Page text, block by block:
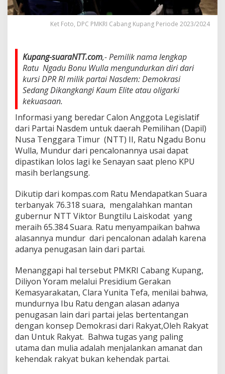
Ket Foto, DPC PMKRI Cabang Kupang Periode 2023/2024
Kupang-suaraNTT.com,- Pemilik nama lengkap
Ratu Ngadu Bonu Wulla mengundurkan diri dari
kursi DPR RI milik partai Nasdem: Demokrasi
Sedang Dikangkangi Kaum Elite atau oligarki
kekuasaan.
Informasi yang beredar Calon Anggota Legislatif
dari Partai Nasdem untuk daerah Pemilihan (Dapil)
Nusa Tenggara Timur (NTT) II, Ratu Ngadu Bonu
Wulla, Mundur dari pencalonannya usai dapat
dipastikan lolos lagi ke Senayan saat pleno KPU
masih berlangsung.
Dikutip dari kompas.com Ratu Mendapatkan Suara
terbanyak 76.318 suara, mengalahkan mantan
gubernur NTT Viktor Bungtilu Laiskodat yang
meraih 65.384 Suara. Ratu menyampaikan bahwa
alasannya mundur dari pencalonan adalah karena
adanya penugasan lain dari partai.
Menanggapi hal tersebut PMKRI Cabang Kupang,
Diliyon Yoram melalui Presidium Gerakan
Kemasyarakatan, Clara Yunita Tefa, menilai bahwa,
mundurnya Ibu Ratu dengan alasan adanya
penugasan lain dari partai jelas bertentangan
dengan konsep Demokrasi dari Rakyat,Oleh Rakyat
dan Untuk Rakyat. Bahwa tugas yang paling
utama dan mulia adalah menjalankan amanat dan
kehendak rakyat bukan kehendak partai.